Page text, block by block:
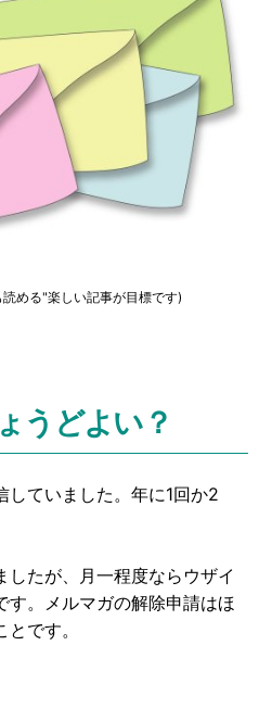
める"楽しい記事が目標です)
うどよい？
していました。年に1回か2
したが、月一程度ならウザイ
す。メルマガの解除申請はほ
です。